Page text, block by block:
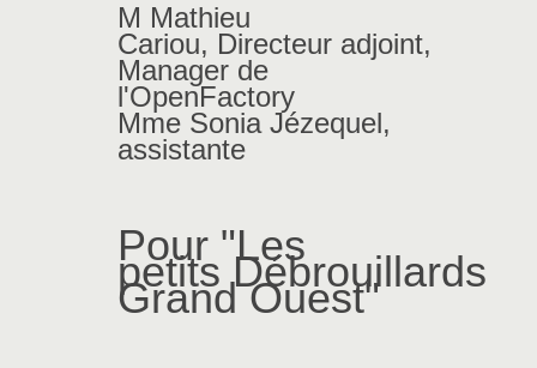
M Mathieu
Cariou, Directeur adjoint,
Manager de
l'OpenFactory
Mme Sonia Jézequel,
assistante
Pour "Les
petits Débrouillards
Grand Ouest"